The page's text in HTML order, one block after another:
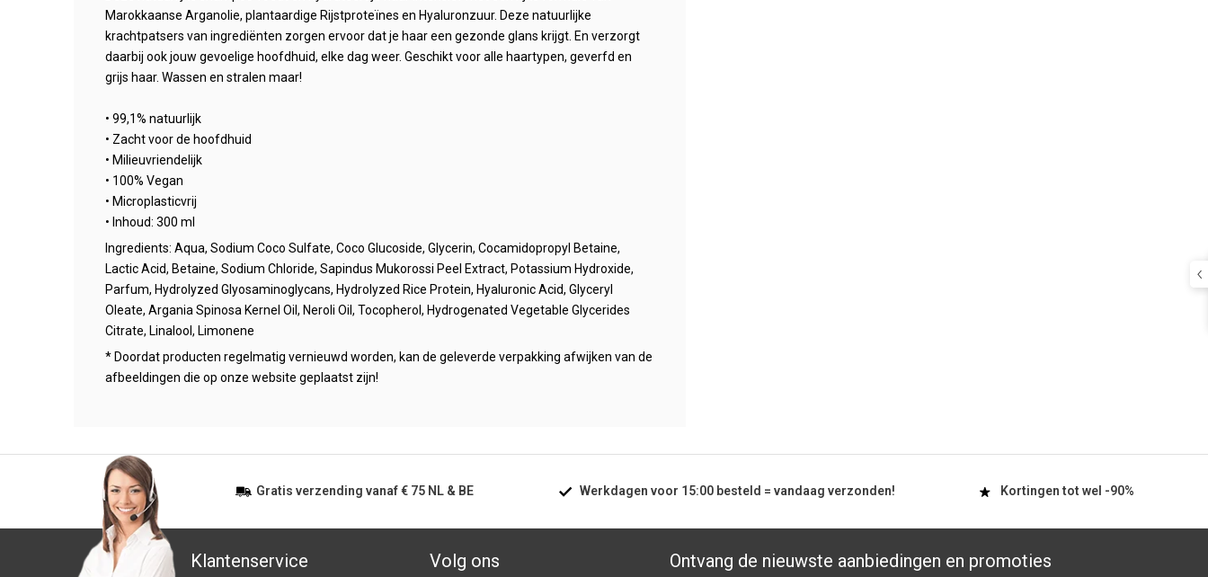
Marokkaanse Arganolie, plantaardige Rijstproteïnes en Hyaluronzuur. Deze natuurlijke
krachtpatsers van ingrediënten zorgen ervoor dat je haar een gezonde glans krijgt. En verzorgt
daarbij ook jouw gevoelige hoofdhuid, elke dag weer. Geschikt voor alle haartypen, geverfd en
grijs haar. Wassen en stralen maar!
• 99,1% natuurlijk
• Zacht voor de hoofdhuid
• Milieuvriendelijk
• 100% Vegan
• Microplasticvrij
• Inhoud: 300 ml
Ingredients: Aqua, Sodium Coco Sulfate, Coco Glucoside, Glycerin, Cocamidopropyl Betaine,
Lactic Acid, Betaine, Sodium Chloride, Sapindus Mukorossi Peel Extract, Potassium Hydroxide,
Parfum, Hydrolyzed Glyosaminoglycans, Hydrolyzed Rice Protein, Hyaluronic Acid, Glyceryl
Oleate, Argania Spinosa Kernel Oil, Neroli Oil, Tocopherol, Hydrogenated Vegetable Glycerides
Citrate, Linalool, Limonene
* Doordat producten regelmatig vernieuwd worden, kan de geleverde verpakking afwijken van de
afbeeldingen die op onze website geplaatst zijn!
Gratis verzending vanaf€ 75 NL & BE Werkdagen voor 15:00besteld = vandaag verzonden! Kortingen tot wel -90%
Klantenservice Volg ons Ontvang de nieuwste aanbiedingen en promoties